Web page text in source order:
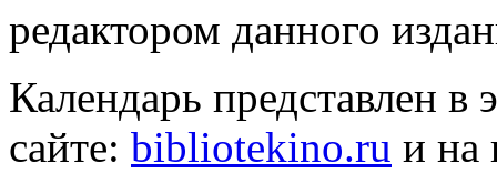
редактором данного
Календарь представлен
сайте: bibliotekino.ru и на